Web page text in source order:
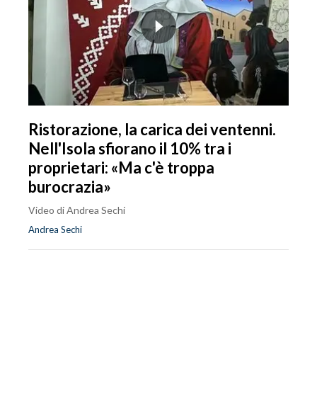
Ristorazione, la carica dei ventenni.
Nell'Isola sfiorano il 10% tra i
proprietari: «Ma c'è troppa
burocrazia»
Video di Andrea Sechi
Andrea Sechi